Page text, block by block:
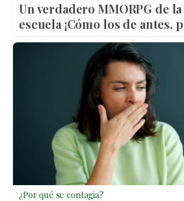
Un verdadero MMORPG de la
escuela ¡Cómo los de antes,
¿Por qué se contagia?